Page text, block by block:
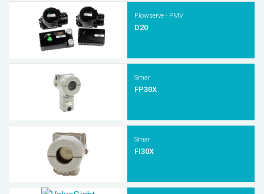
Flowserve - PMV
D20
Smar
FP30X
Smar
FI30X